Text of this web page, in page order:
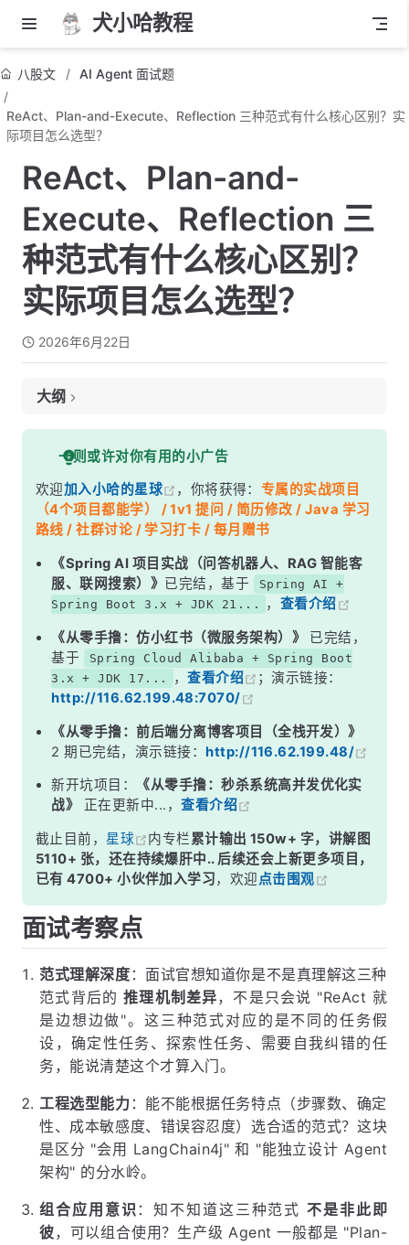
犬小哈教程
八股文 AI Agent 面试题
ReAct、Plan-and-Execute、Reflection 三种范式有什么核心区别？实
际项目怎么选型？
ReAct、Plan-and-
Execute、Reflection 三
种范式有什么核心区别？
实际项目怎么选型？
2026年6月22日
大纲
面试考察点
核心答案
深度解析
一、ReAct 范式：边想边做的 &quot;侦探&quot;
三、Reflection 范式：会自我复盘的 &quot;学生&quot;
五、实际项目怎么选型？给个可落地的决策树
面试高频追问
记忆口诀
总结
一则或许对你有用的小广告
欢迎加入小哈的星球 ，你将获得： 专属的实战项目
（4个项目都能学） / 1v1 提问 / 简历修改 / Java 学习
路线 / 社群讨论 / 学习打卡 / 每月赠书
《Spring AI 项目实战（问答机器人、RAG 智能客
服、联网搜索）》 已完结，基于
Spring AI +
Spring Boot 3.x + JDK 21...
， 查看介绍
《从零手撸：仿小红书（微服务架构）》
已完结，
基于
Spring Cloud Alibaba + Spring Boot
3.x + JDK 17...
，查看介绍
；演示链接：
http://116.62.199.48:7070/
《从零手撸：前后端分离博客项目（全栈开发）》
2 期已完结，演示链接：http://116.62.199.48/
新开坑项目：
《从零手撸：秒杀系统高并发优化实
战》
正在更新中...，查看介绍
截止目前， 星球 内专栏累计输出 150w+ 字，讲解图
5110+ 张，还在持续爆肝中.. 后续还会上新更多项目，
已有 4700+ 小伙伴加入学习，欢迎点击围观
面试考察点
范式理解深度 ：面试官想知道你是不是真理解这三种
范式背后的推理机制差异，不是只会说 "ReAct 就
是边想边做"。这三种范式对应的是不同的任务假
设，确定性任务、探索性任务、需要自我纠错的任
务，能说清楚这个才算入门。
工程选型能力 ：能不能根据任务特点（步骤数、确定
性、成本敏感度、错误容忍度）选合适的范式？这块
是区分 "会用 LangChain4j" 和 "能独立设计 Agent
架构" 的分水岭。
组合应用意识 ：知不知道这三种范式不是非此即
彼，可以组合使用？生产级 Agent 一般都是 "Plan-